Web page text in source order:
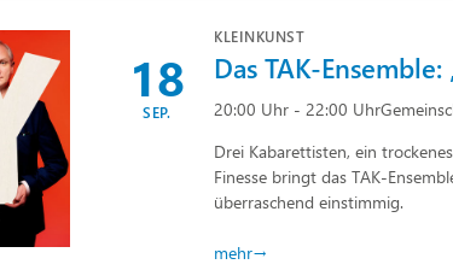
18
SEP.
KLEINKUNST
Das TAK-
20:00 Uhr - 22:00 Uhr
Drei Kabarettisten, ein
Finesse bringt das TAK-
überraschend einstimmig.
mehr